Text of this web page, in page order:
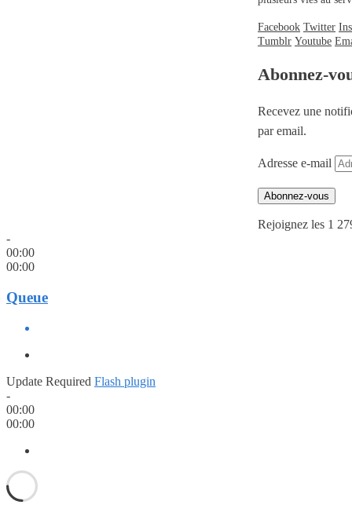
Facebook Twitter
Tumblr Youtube
Abonnez-
Recevez une
par email.
Adresse e-mail
Abonnez-vous
Rejoignez les 1
-
00:00
00:00
Queue
Update Required Flash plugin
-
00:00
00:00